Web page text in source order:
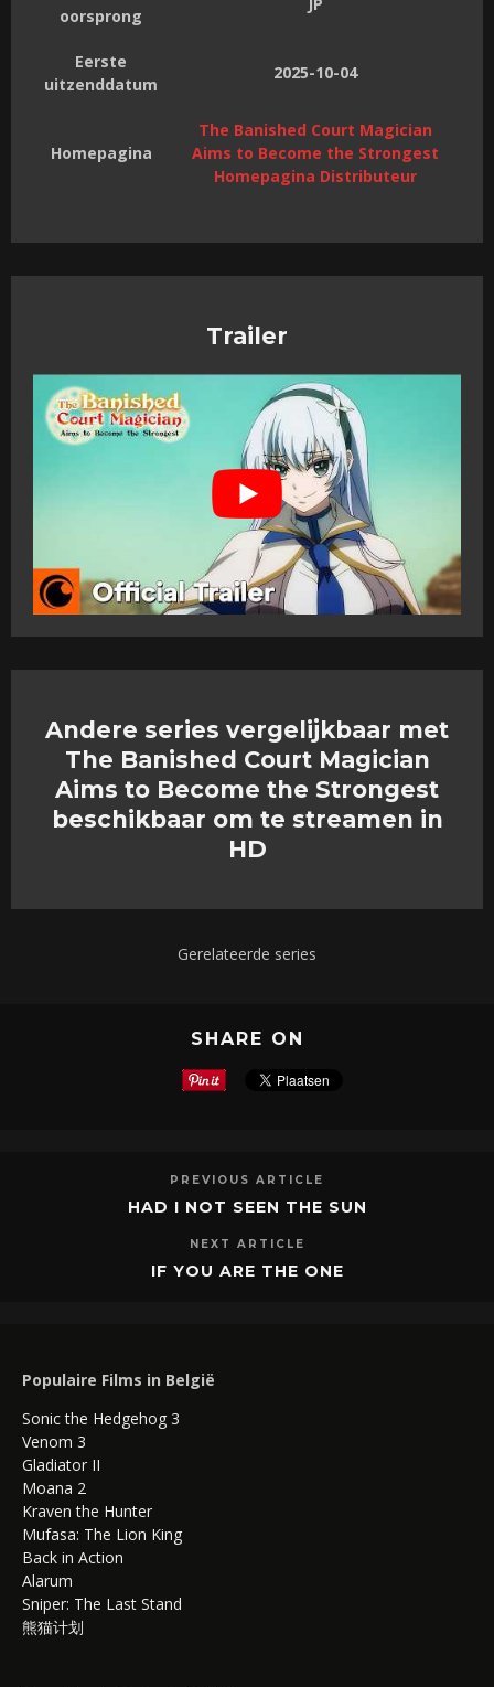
oorsprong
Eerste
uitzenddatum
2025-10-04
Homepagina
The Banished Court Magician
Aims to Become the Strongest
Homepagina Distributeur
Trailer
Andere series vergelijkbaar met
The Banished Court Magician
Aims to Become the Strongest
beschikbaar om te streamen in
HD
Gerelateerde series
SHARE ON
PREVIOUS ARTICLE
HAD I NOT SEEN THE SUN
NEXT ARTICLE
IF YOU ARE THE ONE
Populaire Films in België
Sonic the Hedgehog 3
Venom 3
Gladiator II
Moana 2
Kraven the Hunter
Mufasa: The Lion King
Back in Action
Alarum
Sniper: The Last Stand
熊猫计划